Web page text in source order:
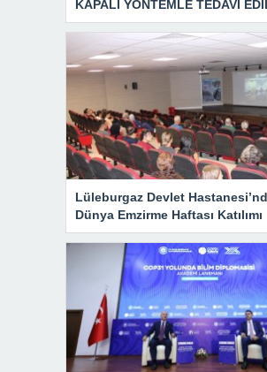
KAPALI YÖNTEMLE TEDAVİ
Lüleburgaz Devlet
Dünya Emzirme Haftası Katılımı